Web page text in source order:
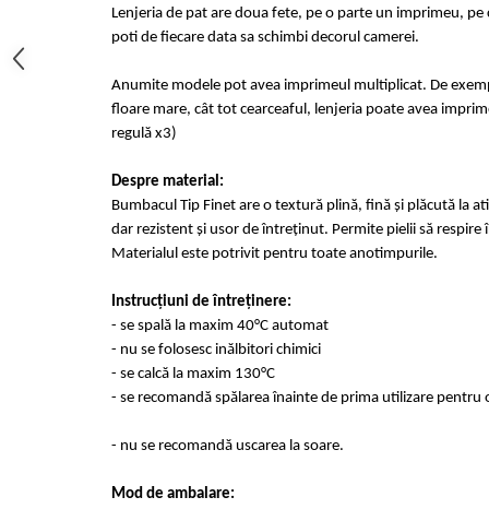
Lenjeria de pat are doua fete, pe o parte un imprimeu, pe
poti de fiecare data sa schimbi decorul camerei.
Anumite modele pot avea imprimeul multiplicat. De
floare mare, cât tot cearceaful, lenjeria poate avea
regulă x3)
Despre material:
Bumbacul Tip Finet are o textură plină, fină și plăcută la
dar rezistent și usor de întreținut. Permite pielii să respire
Materialul este potrivit pentru toate anotimpurile.
Instrucțiuni de întreținere:
- se spală la maxim 40°C automat
- nu se folosesc inălbitori chimici
- se calcă la maxim 130°C
- se recomandă spălarea înainte de prima utilizare pentru
- nu se recomandă uscarea la soare.
Mod de ambalare: